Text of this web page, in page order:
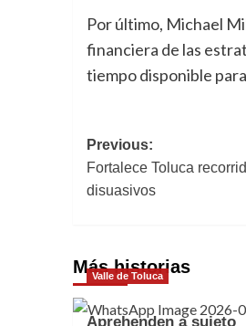
Por último, Michael
financiera de las
tiempo disponible
Navegación
de
Previous:
Fortalece Toluca
disuasivos
Más historias
Valle de Toluca
Aprehenden a sujeto